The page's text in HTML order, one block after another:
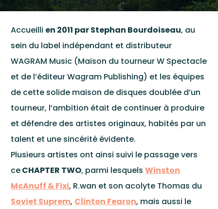
Accueilli en 2011 par Stephan Bourdoiseau, au
sein du label indépendant et distributeur
WAGRAM Music (Maison du tourneur W Spectacle
et de l’éditeur Wagram Publishing) et les équipes
de cette solide maison de disques doublée d’un
tourneur, l’ambition était de continuer à produire
et défendre des artistes originaux, habités par un
talent et une sincérité évidente.
Plusieurs artistes ont ainsi suivi le passage vers
ceCHAPTER TWO, parmi lesquelsWinston
McAnuff & Fixi, R.wan et son acolyte Thomas du
Soviet Suprem, Clinton Fearon, mais aussi le
cliquez ici